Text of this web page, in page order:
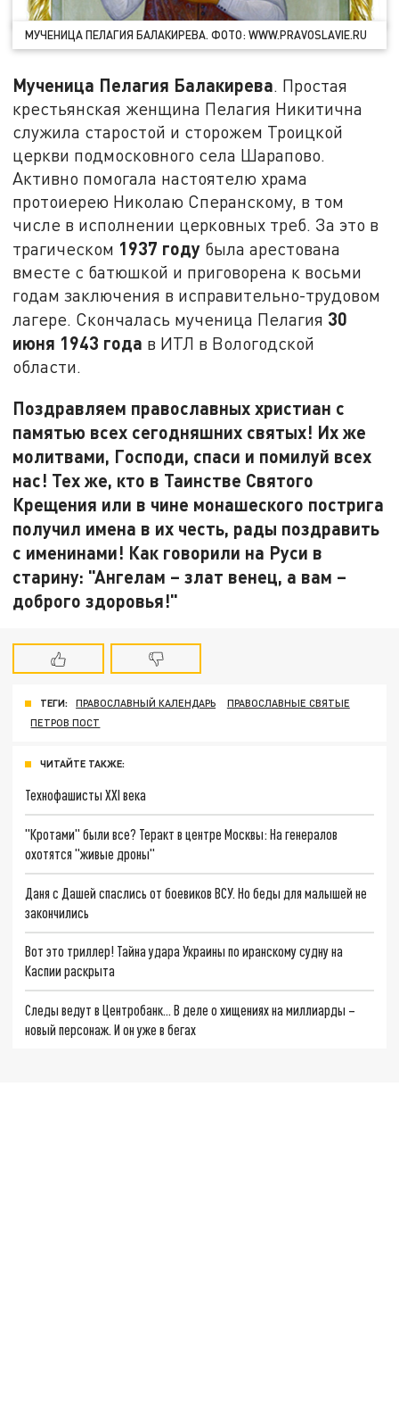
МУЧЕНИЦА ПЕЛАГИЯ БАЛАКИРЕВА. ФОТО: WWW.PRAVOSLAVIE.RU
Мученица Пелагия Балакирева. Простая
крестьянская женщина Пелагия Никитична
служила старостой и сторожем Троицкой
церкви подмосковного села Шарапово.
Активно помогала настоятелю храма
протоиерею Николаю Сперанскому, в том
числе в исполнении церковных треб. За это в
трагическом 1937 году была арестована
вместе с батюшкой и приговорена к восьми
годам заключения в исправительно-трудовом
лагере. Скончалась мученица Пелагия 30
июня 1943 года в ИТЛ в Вологодской
области.
Поздравляем православных христиан с
памятью всех сегодняшних святых! Их же
молитвами, Господи, спаси и помилуй всех
нас! Тех же, кто в Таинстве Святого
Крещения или в чине монашеского пострига
получил имена в их честь, рады поздравить
с именинами! Как говорили на Руси в
старину: "Ангелам – злат венец, а вам –
доброго здоровья!"
ТЕГИ: ПРАВОСЛАВНЫЙ КАЛЕНДАРЬ
ПРАВОСЛАВНЫЕ СВЯТЫЕ
ПЕТРОВ ПОСТ
ЧИТАЙТЕ ТАКЖЕ:
Технофашисты XXI века
"Кротами" были все? Теракт в центре Москвы: На генералов
охотятся "живые дроны"
Даня с Дашей спаслись от боевиков ВСУ. Но беды для малышей не
закончились
Вот это триллер! Тайна удара Украины по иранскому судну на
Каспии раскрыта
Следы ведут в Центробанк… В деле о хищениях на миллиарды –
новый персонаж. И он уже в бегах